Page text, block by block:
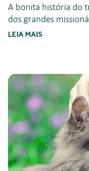
A bonita história do
dos grandes
LEIA MAIS